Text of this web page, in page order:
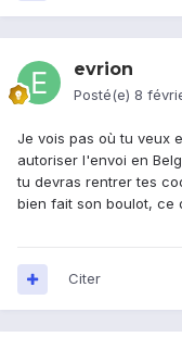
evrion
Posté(e) 8
Je vois pas où tu veux
autoriser l'envoi en
tu devras rentrer tes
bien fait son boulot, ce
Citer